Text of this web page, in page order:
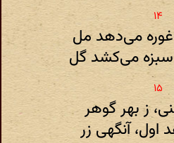
می‌دهد مل
می‌کشد گل
ز بهر گوهر
آنگهی زر